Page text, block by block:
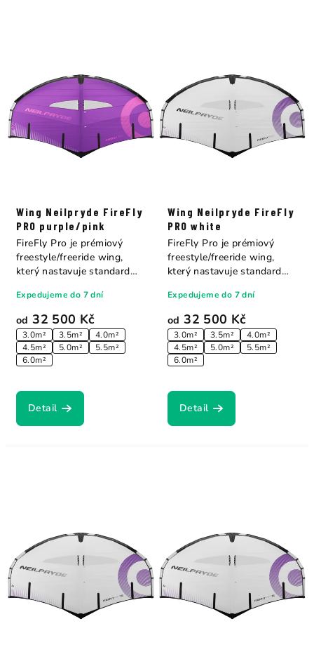
Wing Neilpryde FireFly
PRO purple/pink
od 32 500 Kč
3.0m² 3.5m²
4.0m²
4.5m²
5.0m²
5.5m²
6.0m²
Expedujeme do 7 dní
Detail
FireFly Pro je prémiový
freestyle/freeride wing,
který nastavuje standard
Wing Neilpryde FireFly
PRO white
od 32 500 Kč
3.0m² 3.5m²
4.0m²
4.5m²
5.0m²
5.5m²
6.0m²
Expedujeme do 7 dní
Detail
FireFly Pro je prémiový
freestyle/freeride wing,
který nastavuje standard